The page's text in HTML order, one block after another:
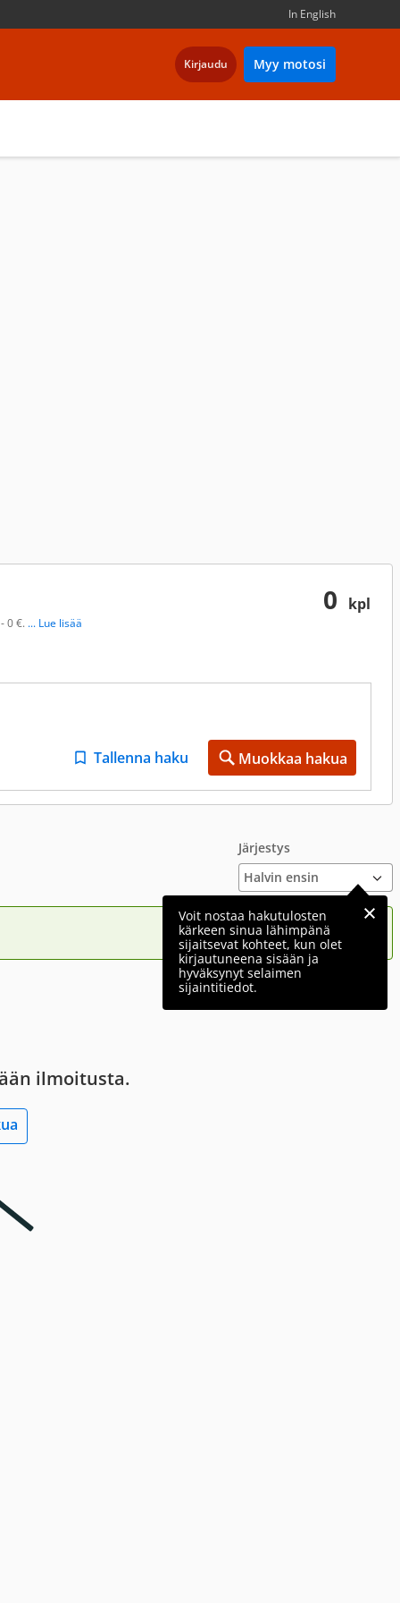
In English
Kirjaudu Myy motosi
0 kpl
0 €. ... Lue lisää
Tallenna haku Muokkaa hakua
Järjestys
Voit nostaa hakutulosten
kärkeen sinua lähimpänä
sijaitsevat kohteet, kun olet
kirjautuneena sisään ja
hyväksynyt selaimen
sijaintitiedot.
ilmoitusta.